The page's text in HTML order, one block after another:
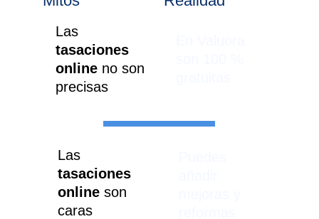
Las
tasaciones
online no son
precisas
Las
tasaciones
online son
caras